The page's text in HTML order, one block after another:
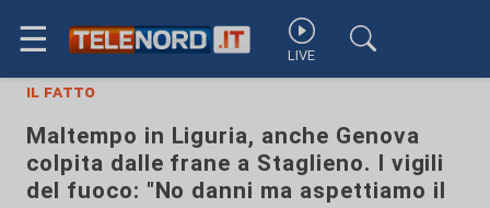
☰ LIVE
il fatto
Maltempo in Liguria, anche Genova
colpita dalle frane a Staglieno. I vigili
del fuoco: "No danni ma aspettiamo il